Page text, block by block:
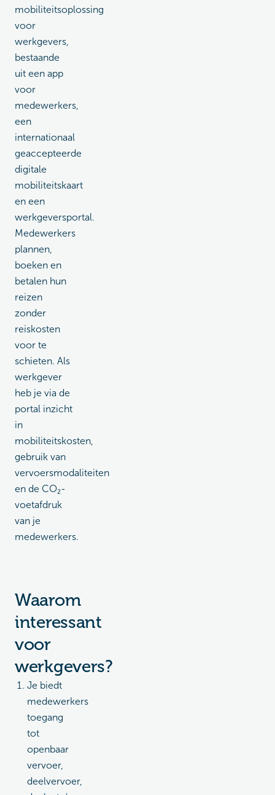
mobiliteitsoplossing
voor
werkgevers,
bestaande
uit een app
voor
medewerkers,
een
internationaal
geaccepteerde
digitale
mobiliteitskaart
en een
werkgeversportal.
Medewerkers
plannen,
boeken en
betalen hun
reizen
zonder
reiskosten
voor te
schieten. Als
werkgever
heb je via de
portal inzicht
in
mobiliteitskosten,
gebruik van
vervoersmodaliteiten
en de CO₂-
voetafdruk
van je
medewerkers.
Waarom
interessant
voor
werkgevers?
Je biedt
medewerkers
toegang
tot
openbaar
vervoer,
deelvervoer,